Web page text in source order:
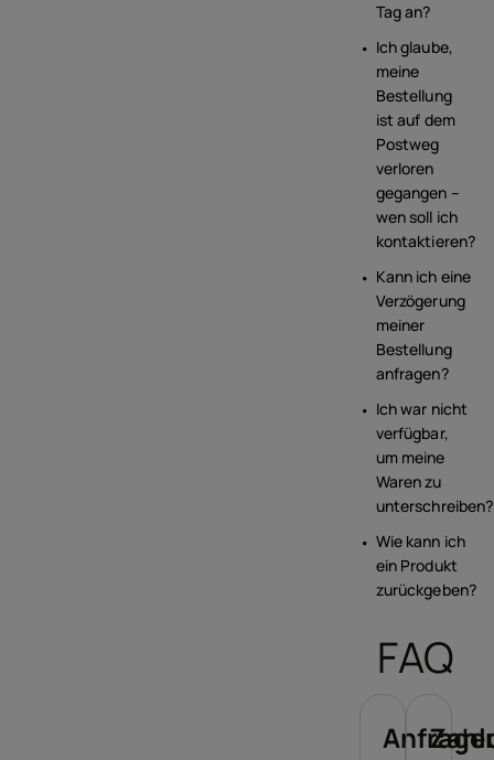
Tag an?
Ich glaube,
meine
Bestellung
ist auf dem
Postweg
verloren
gegangen –
wen soll ich
kontaktieren?
Kann ich eine
Verzögerung
meiner
Bestellung
anfragen?
Ich war nicht
verfügbar,
um meine
Waren zu
unterschreiben?
Wie kann ich
ein Produkt
zurückgeben?
FAQ